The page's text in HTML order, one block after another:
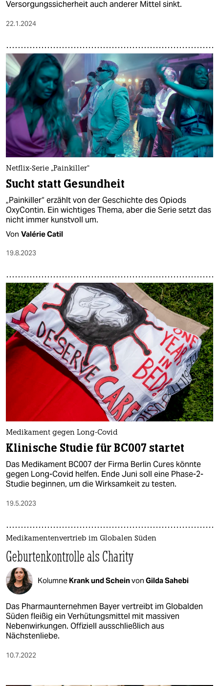
Versorgungssicherheit auch anderer Mittel sinkt.
22.1.2024
Netflix-Serie „Painkiller“
Sucht statt Gesundheit
„Painkiller“ erzählt von der Geschichte des Opiods
OxyContin. Ein wichtiges Thema, aber die Serie setzt das
nicht immer kunstvoll um.
Von Valérie Catil
19.8.2023
Medikament gegen Long-Covid
Klinische Studie für BC007 startet
Das Medikament BC007 der Firma Berlin Cures könnte
gegen Long-Covid helfen. Ende Juni soll eine Phase-2-
Studie beginnen, um die Wirksamkeit zu testen.
19.5.2023
Medikamentenvertrieb im Globalen Süden
Geburtenkontrolle als Charity
Kolumne Krank und Scheinvon Gilda Sahebi
Das Pharmaunternehmen Bayer vertreibt im Globalden
Süden fleißig ein Verhütungsmittel mit massiven
Nebenwirkungen. Offiziell ausschließlich aus
Nächstenliebe.
10.7.2022